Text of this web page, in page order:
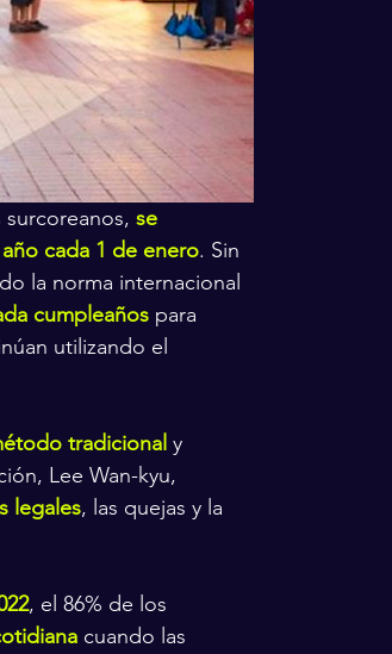
se
cada 1 de enero. Sin
la norma internacional
cumpleaños para
utilizando el
tradicional y
Lee Wan-kyu,
legales, las quejas y la
, el 86% de los
cuando las